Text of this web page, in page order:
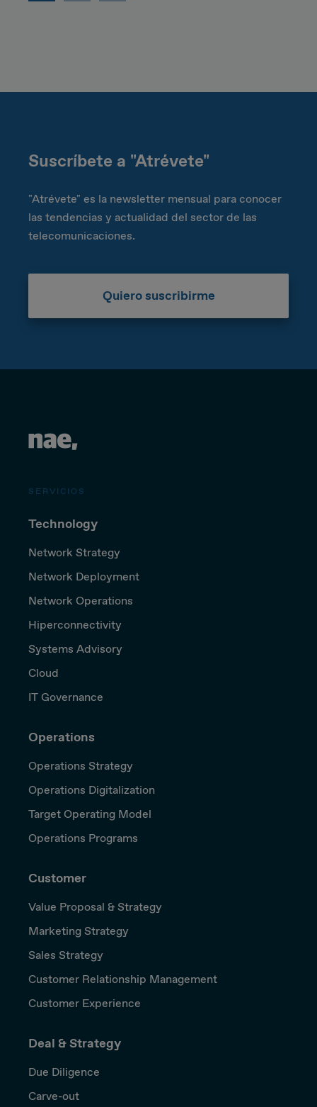
Suscríbete a "Atrévete"
"Atrévete" es la newsletter mensual para conocer
las tendencias y actualidad del sector de las
telecomunicaciones.
Quiero suscribirme
SERVICIOS
Technology
Network Strategy
Network Deployment
Network Operations
Hiperconnectivity
Systems Advisory
Cloud
IT Governance
Operations
Operations Strategy
Operations Digitalization
Target Operating Model
Operations Programs
Customer
Value Proposal & Strategy
Marketing Strategy
Sales Strategy
Customer Relationship Management
Customer Experience
Deal & Strategy
Due Diligence
Carve-out